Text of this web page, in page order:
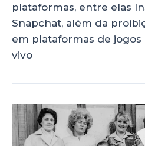
plataformas, entre elas
Snapchat, além da
em plataformas de jogos
vivo